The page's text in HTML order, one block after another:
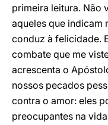
primeira leitura. Não
aqueles que indicam
conduz à felicidade.
combate que me
acrescenta o
nossos pecados
contra o amor: eles
preocupantes na